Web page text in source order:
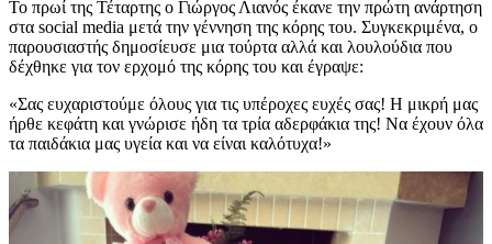
Το πρωί της Τέταρτης ο Γιώργος Λιανός έκανε την πρώτη ανάρτηση
στα social media μετά την γέννηση της κόρης του. Συγκεκριμένα, ο
παρουσιαστής δημοσίευσε μια τούρτα αλλά και λουλούδια που
δέχθηκε για τον ερχομό της κόρης του και έγραψε:
«Σας ευχαριστούμε όλους για τις υπέροχες ευχές σας! Η μικρή μας
ήρθε κεφάτη και γνώρισε ήδη τα τρία αδερφάκια της! Να έχουν όλα
τα παιδάκια μας υγεία και να είναι καλότυχα!»